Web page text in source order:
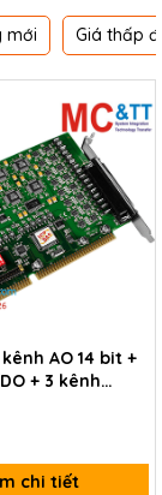
mới Giá thấp
kênh AO 14 bit +
+ 3 kênh
DA16/S CR
chi tiết